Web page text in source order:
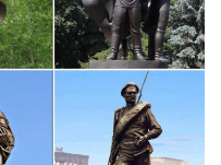
в интернет-магазине…
модном
дома используют
технологий
скульпторам и